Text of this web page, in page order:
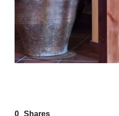
0 Shares